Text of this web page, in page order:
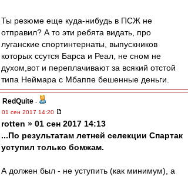
Ты резюме еще куда-нибудь в ПСЖ не
отправил? А то эти ребята видать, про
луганские спортинтернаты, выпускников
которых ссутся Барса и Реал, не сном не
духом,вот и переплачивают за всякий отстой
типа Неймара с Мбаппе бешенные деньги.
RedQuite -
01 сен 2017 14:20
rotten » 01 сен 2017 14:13
...По результатам летней селекции Спартак
уступил только бомжам.
А должен был - не уступить (как минимум), а